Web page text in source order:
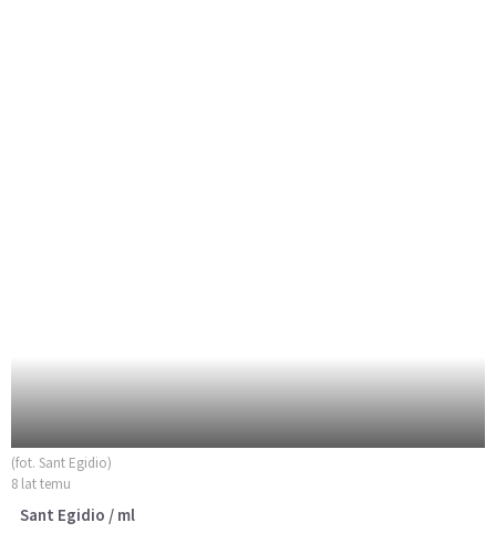
(fot. Sant Egidio)
8 lat temu
Sant Egidio / ml